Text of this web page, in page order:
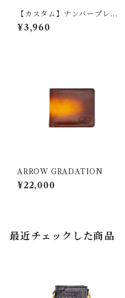
【カスタム】ナンバープレー
ト風キーホルダー（自動車・
バイク）※送料無料
¥3,960
ARROW GRADATION
¥22,000
最近チェックした商品